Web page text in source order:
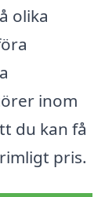
olika
inom
du kan få
pris.